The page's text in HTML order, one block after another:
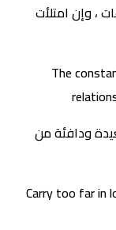
، وإن امتلأت
The
ودافئة من
Carry too far in